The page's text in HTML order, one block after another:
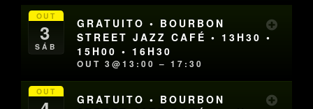
OUT
3
SÁB
GRATUITO • BOURBON
STREET JAZZ CAFÉ • 13H30 •
15H00 • 16H30
OUT 3@13:00 – 17:30
OUT
GRATUITO • BOURBON